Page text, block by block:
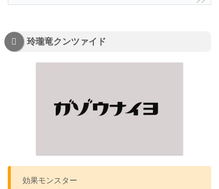
玲瓏竜クンツァイド
効果モンスター